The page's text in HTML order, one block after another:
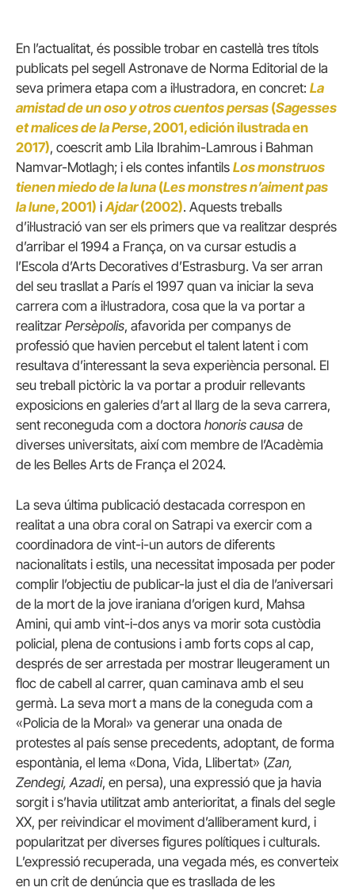
En l’actualitat, és possible trobar en castellà tres títols
publicats pel segell Astronave de Norma Editorial de la
seva primera etapa com a il·lustradora, en concret: La
amistad de un oso y otros cuentos persas (Sagesses
et malices de la Perse, 2001, edición ilustrada en
2017), coescrit amb Lila Ibrahim-Lamrous i Bahman
Namvar-Motlagh; i els contes infantils Los monstruos
tienen miedo de la luna (Les monstres n’aiment pas
la lune, 2001) iAjdar(2002). Aquests treballs
d’il·lustració van ser els primers que va realitzar després
d’arribar el 1994 a França, on va cursar estudis a
l’Escola d’Arts Decoratives d’Estrasburg. Va ser arran
del seu trasllat a París el 1997 quan va iniciar la seva
carrera com a il·lustradora, cosa que la va portar a
realitzar Persèpolis, afavorida per companys de
professió que havien percebut el talent latent i com
resultava d’interessant la seva experiència personal. El
seu treball pictòric la va portar a produir rellevants
exposicions en galeries d’art al llarg de la seva carrera,
sent reconeguda com a doctora honoris causa de
diverses universitats, així com membre de l’Acadèmia
de les Belles Arts de França el 2024.
La seva última publicació destacada correspon en
realitat a una obra coral on Satrapi va exercir com a
coordinadora de vint-i-un autors de diferents
nacionalitats i estils, una necessitat imposada per poder
complir l’objectiu de publicar-la just el dia de l’aniversari
de la mort de la jove iraniana d’origen kurd, Mahsa
Amini, qui amb vint-i-dos anys va morir sota custòdia
policial, plena de contusions i amb forts cops al cap,
després de ser arrestada per mostrar lleugerament un
floc de cabell al carrer, quan caminava amb el seu
germà. La seva mort a mans de la coneguda com a
«Policia de la Moral» va generar una onada de
protestes al país sense precedents, adoptant, de forma
espontània, el lema «Dona, Vida, Llibertat» (Zan,
Zendegi, Azadi, en persa), una expressió que ja havia
sorgit i s’havia utilitzat amb anterioritat, a finals del segle
XX, per reivindicar el moviment d’alliberament kurd, i
popularitzat per diverses figures polítiques i culturals.
L’expressió recuperada, una vegada més, es converteix
en un crit de denúncia que es trasllada de les